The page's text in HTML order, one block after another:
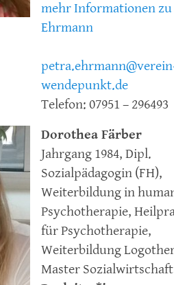
mehr Informationen zu
Ehrmann
wendepunkt.de
Telefon: 07951 – 296493
Dorothea Färber
Jahrgang 1984, Dipl.
Sozialpädagogin (FH),
Weiterbildung in
Psychotherapie,
für Psychotherapie,
Weiterbildung
Master Sozialwirtschaft